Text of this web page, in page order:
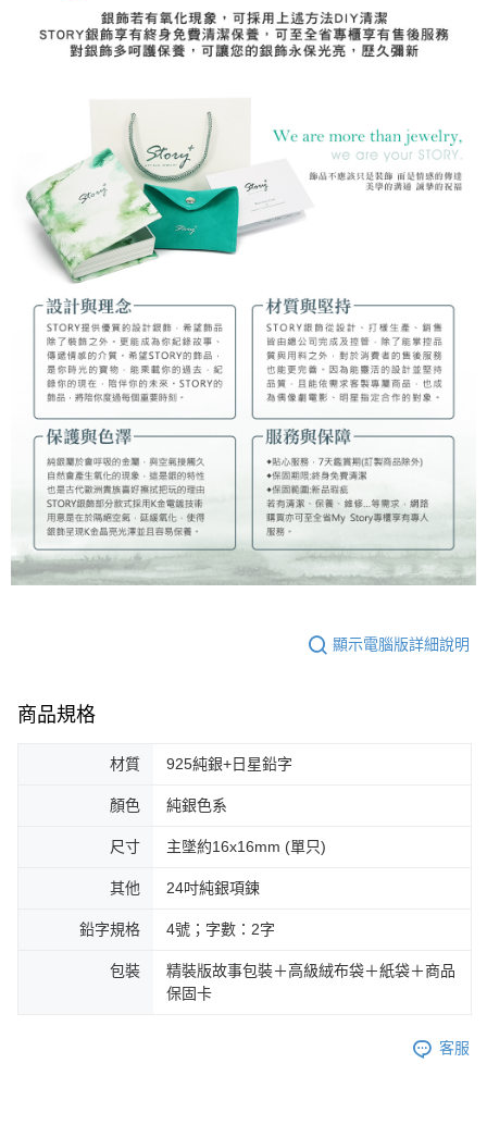
顯示電腦版詳細說明
商品規格
材質 925純銀+日星鉛字
顏色 純銀色系
尺寸 主墜約16x16mm (單只)
其他 24吋純銀項鍊
鉛字規格 4號；字數：2字
包裝
精裝版故事包裝＋高級絨布袋＋紙袋＋商品
保固卡
客服